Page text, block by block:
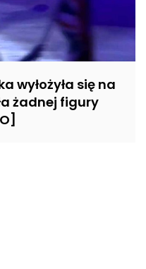
wyłożyła się na
żadnej figury